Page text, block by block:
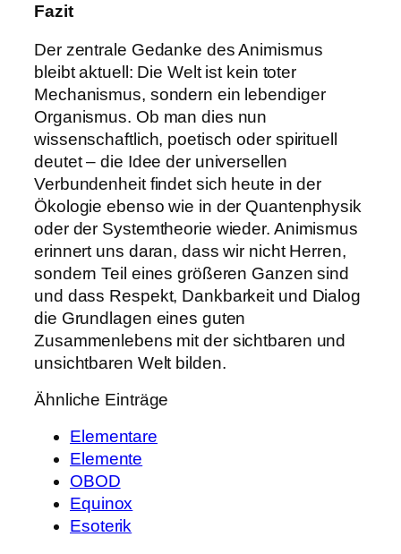
Fazit
Der zentrale Gedanke des Animismus
bleibt aktuell: Die Welt ist kein toter
Mechanismus, sondern ein lebendiger
Organismus. Ob man dies nun
wissenschaftlich, poetisch oder spirituell
deutet – die Idee der universellen
Verbundenheit findet sich heute in der
Ökologie ebenso wie in der Quantenphysik
oder der Systemtheorie wieder. Animismus
erinnert uns daran, dass wir nicht Herren,
sondern Teil eines größeren Ganzen sind
und dass Respekt, Dankbarkeit und Dialog
die Grundlagen eines guten
Zusammenlebens mit der sichtbaren und
unsichtbaren Welt bilden.
Ähnliche Einträge
Elementare
Elemente
OBOD
Equinox
Esoterik